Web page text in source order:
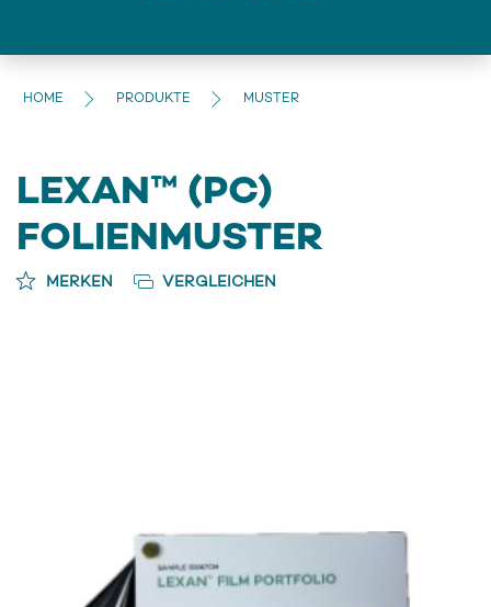
HOME PRODUKTE MUSTER
LEXAN™ (PC)
FOLIENMUSTER
MERKEN VERGLEICHEN